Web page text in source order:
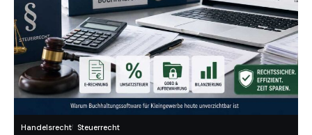
Handelsrecht Steuerrecht